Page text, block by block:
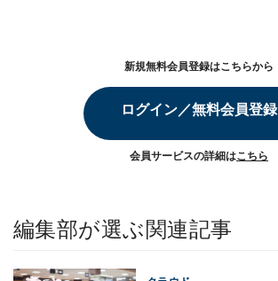
新規無料会員登録はこちらから
ログイン／無料会員登録
会員サービスの詳細はこちら
編集部が選ぶ関連記事